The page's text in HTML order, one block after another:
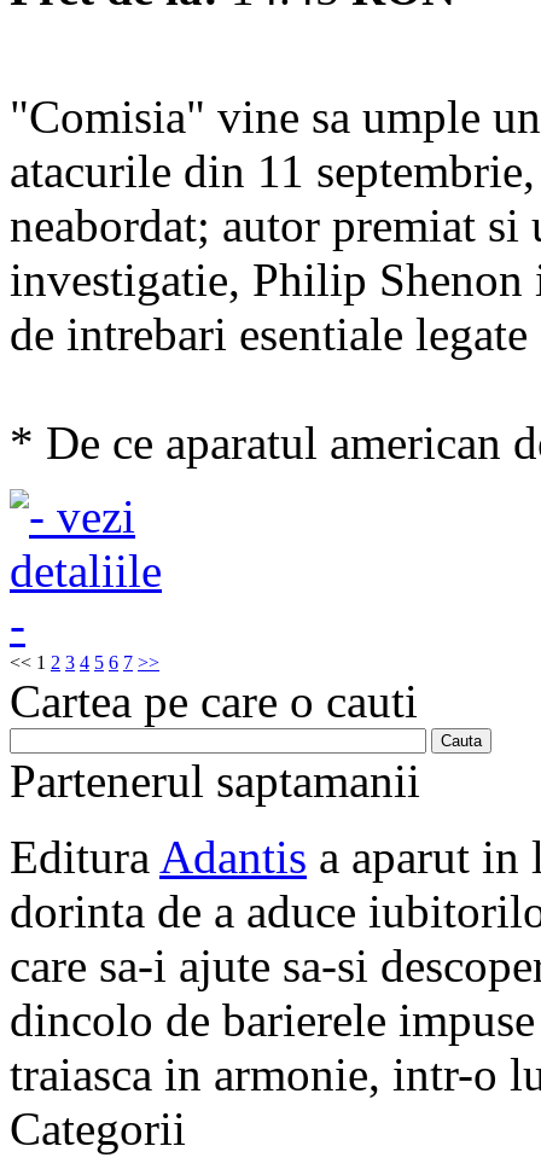
"Comisia" vine sa umple
atacurile din 11
neabordat; autor premiat si
investigatie, Philip Shenon
de intrebari esentiale
* De ce aparatul american
<< 1 2 3 4 5 6 7 >>
Cartea pe care o cauti
Partenerul saptamanii
Editura Adantis a aparut in
dorinta de a aduce
care sa-i ajute sa-si
dincolo de barierele
traiasca in armonie, intr-o
Categorii